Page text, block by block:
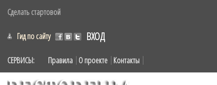
Сделать стартовой
ВХОД
Гид по сайту
СЕРВИСЫ: Правила О проекте Контакты